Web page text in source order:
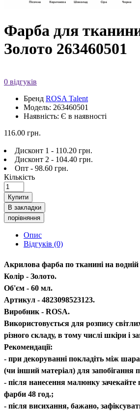
Фарба для
Золото 263460501
0 відгуків
Бренд ROSA Talent
Модель: 263460501
Наявність: Є в наявності
116.00 грн.
Дисконт 1 - 110.20 грн.
Дисконт 2 - 104.40 грн.
Опт - 98.60 грн.
Кількість
Купити
В закладки
порівняння
Опис
Відгуків (0)
Акрилова фарба по тканині на водній
Колір - Золото.
Об'єм - 60 мл.
Артикул - 4823098523123.
Виробник - ROSA.
Використовується для розпису
різного складу, в тому числі шкіри і
Рекомендації:
- при декоруванні покладіть між
(чи інший матеріал) для запобігання
- після нанесення малюнку зачекайте
фарби 48 год.;
- після висихання, бажано,